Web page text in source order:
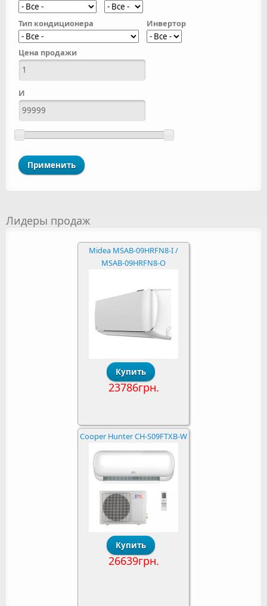
Тип кондиционера Инвертор
Цена продажи
И
Лидеры продаж
Midea MSAB-09HRFN8-I /
MSAB-09HRFN8-O
23786грн.
Cooper Hunter CH-S09FTXB-W
26639грн.